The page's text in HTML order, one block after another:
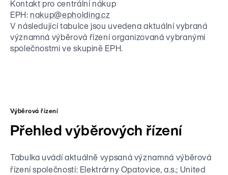
Maloobchod / Commerce
Média
Kontakt pro centrální nákup
EPH: nakup@epholding.cz
V následující tabulce jsou uvedena aktuální vybraná
významná výběrová řízení organizovaná vybranými
společnostmi ve skupině EPH.
Výběrová řízení
Přehled výběrových řízení
Tabulka uvádí aktuálně vypsaná významná výběrová
řízení společností: Elektrárny Opatovice, a.s.; United